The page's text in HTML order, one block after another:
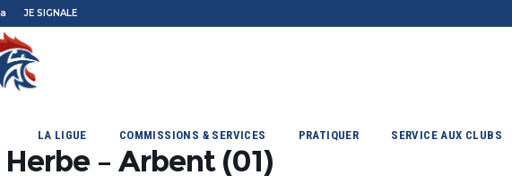
JE SIGNALE
LA LIGUE COMMISSIONS & SERVICES PRATIQUER SERVICE AUX CLUBS
– Arbent (01)